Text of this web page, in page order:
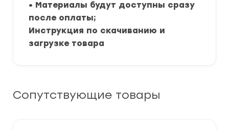
• Материалы будут доступны сразу
после оплаты;
Инструкция по скачиванию и
загрузке товара
Сопутствующие товары